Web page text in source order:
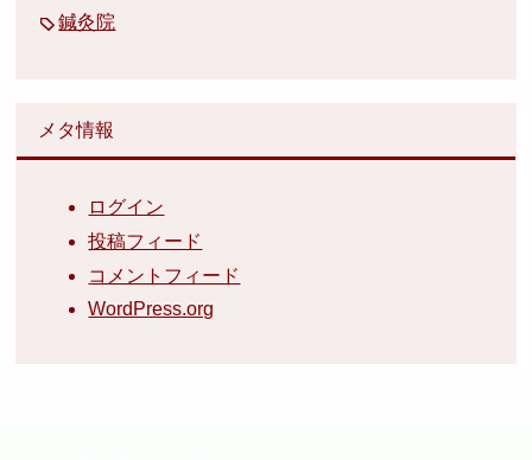
鍼灸院
メタ情報
ログイン
投稿フィード
コメントフィード
WordPress.org